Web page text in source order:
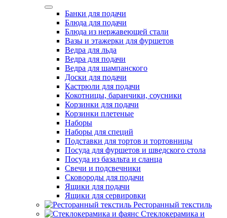
Банки для подачи
Блюда для подачи
Блюда из нержавеющей стали
Вазы и этажерки для фуршетов
Ведра для льда
Ведра для подачи
Ведра для шампанского
Доски для подачи
Кастрюли для подачи
Кокотницы, баранчики, соусники
Корзинки для подачи
Корзинки плетеные
Наборы
Наборы для специй
Подставки для тортов и тортовницы
Посуда для фуршетов и шведского стола
Посуда из базальта и сланца
Свечи и подсвечники
Сковороды для подачи
Ящики для подачи
Ящики для сервировки
Ресторанный текстиль
Стеклокерамика и